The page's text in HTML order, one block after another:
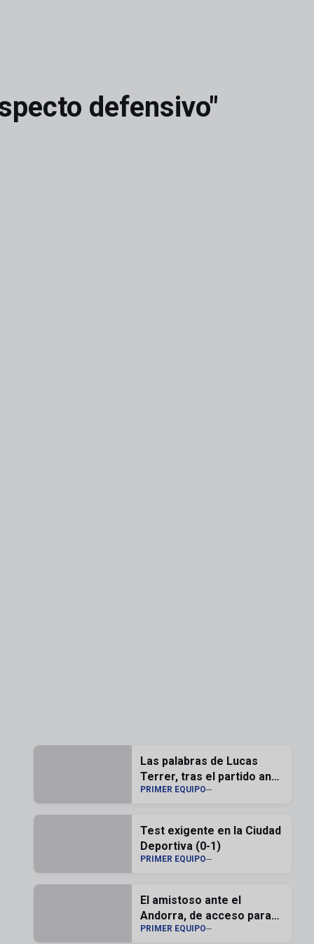
defensivo"
Las palabras de Lucas
Terrer, tras el partido ante
el Andorra
PRIMER EQUIPO
Test exigente en la Ciudad
Deportiva (0-1)
PRIMER EQUIPO
El amistoso ante el
Andorra, de acceso para
los zaragocistas
PRIMER EQUIPO